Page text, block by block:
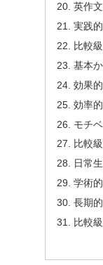
英作
実践
比較
基本
効果
効率
モチ
比較
日常
学術
長期
比較